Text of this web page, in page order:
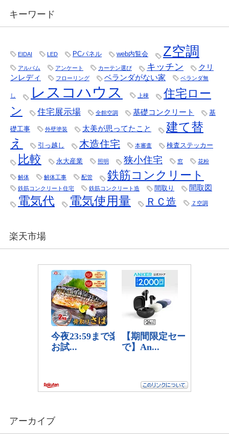
キーワード
EIDAI LED PCパネル web内覧会 Z空調
アルバム アンケート カーテン選び キッチン
クリ
ンレディ
フローリング ベランダがない家 ベランダ無
し レスコハウス 上棟
住宅ロー
ン
住宅展示場 全館空調 基礎コンクリート 基
礎工事 外壁塗装 太美が思ってたこと
建て替
え
引っ越し 木造住宅 本審査 検査ステッカー
比較 永大産業 照明 狭小住宅 窓 花粉
解体 解体工事 配管 鉄筋コンクリート
鉄筋コンクリート住宅 鉄筋コンクリート造 間取り 間取図
電気代 電気使用量 ＲＣ造 Ｚ空調
楽天市場
アーカイブ